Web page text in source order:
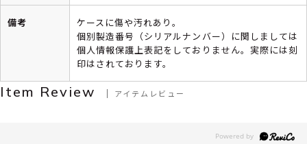
備考
ケースに傷や汚れあり。
個別製造番号（シリアルナンバー）に関しましては
個人情報保護上表記をしておりません。実際には刻
印はされております。
Item Review アイテムレビュー